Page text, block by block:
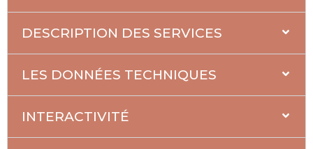
DESCRIPTION DES SERVICES
LES DONNÉES TECHNIQUES
INTERACTIVITÉ